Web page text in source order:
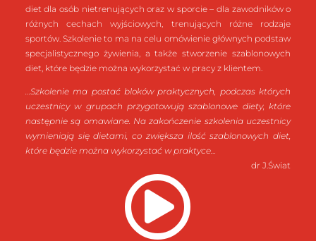
diet dla osób nietrenujących oraz w sporcie – dla zawodników o
różnych cechach wyjściowych, trenujących różne rodzaje
sportów. Szkolenie to ma na celu omówienie głównych podstaw
specjalistycznego żywienia, a także stworzenie szablonowych
diet, które będzie można wykorzystać w pracy z klientem.
…Szkolenie ma postać bloków praktycznych, podczas których
uczestnicy w grupach przygotowują szablonowe diety, które
następnie są omawiane. Na zakończenie szkolenia uczestnicy
wymieniają się dietami, co zwiększa ilość szablonowych diet,
które będzie można wykorzystać w praktyce…
dr J.Świat
